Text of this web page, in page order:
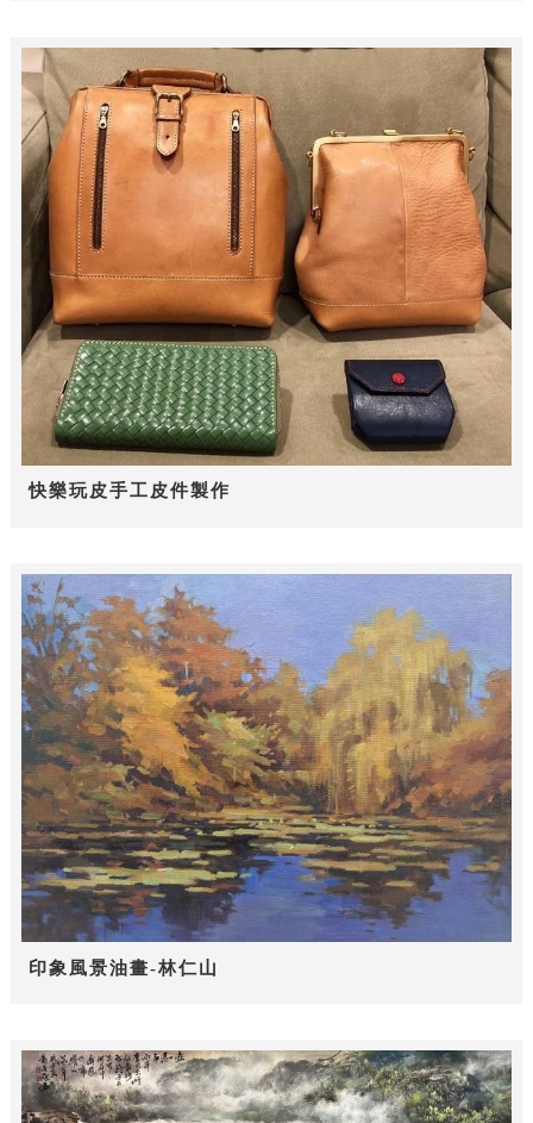
快樂玩皮手工皮件製作
印象風景油畫-林仁山